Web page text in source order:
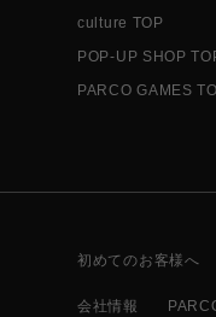
culture TOP
POP-UP SHOP
PARCO GAMES
初めてのお客様へ
会社情報